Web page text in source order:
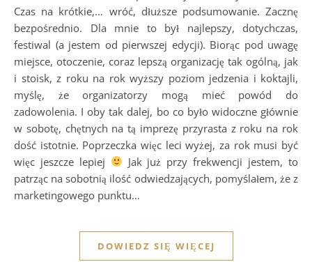
Czas na krótkie,… wróć, dłuższe podsumowanie. Zacznę
bezpośrednio. Dla mnie to był najlepszy, dotychczas,
festiwal (a jestem od pierwszej edycji). Biorąc pod uwagę
miejsce, otoczenie, coraz lepszą organizację tak ogólną, jak
i stoisk, z roku na rok wyższy poziom jedzenia i koktajli,
myślę, że organizatorzy mogą mieć powód do
zadowolenia. I oby tak dalej, bo co było widoczne głównie
w sobotę, chętnych na tą imprezę przyrasta z roku na rok
dość istotnie. Poprzeczka więc leci wyżej, za rok musi być
więc jeszcze lepiej
Jak już przy frekwencji jestem, to
patrząc na sobotnią ilość odwiedzających, pomyślałem, że z
marketingowego punktu…
DOWIEDZ SIĘ WIĘCEJ